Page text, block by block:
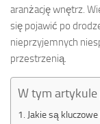
aranżację wnętrz.
się pojawić po
nieprzyjemnych
przestrzenią.
W tym artykule
Jakie są